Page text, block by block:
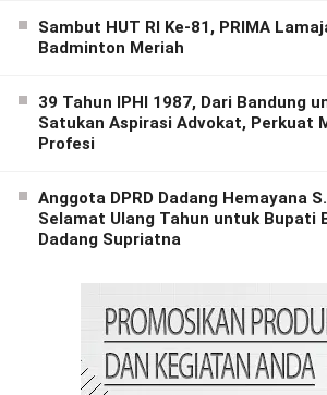
Sambut HUT RI Ke-81, PRIMA
Badminton Meriah
39 Tahun IPHI 1987, Dari Bandung
Satukan Aspirasi Advokat, Perkuat
Profesi
Anggota DPRD Dadang Hemayana
Selamat Ulang Tahun untuk Bupati
Dadang Supriatna